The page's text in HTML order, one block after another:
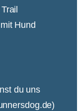
Hund
du uns